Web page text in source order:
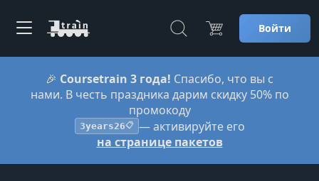
Войти
🎉 Coursetrain 3 года! Спасибо, что вы с
нами. В честь праздника дарим скидку 50% по
промокоду
3years26📋 — активируйте его
на странице пакетов